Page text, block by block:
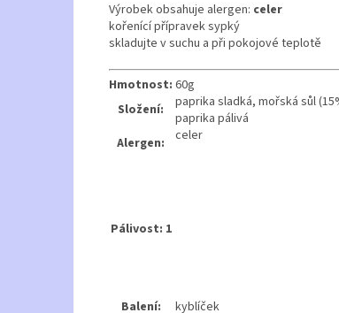
Výrobek obsahuje alergen: celer
kořenící přípravek sypký
skladujte v suchu a při pokojové teplotě
Hmotnost: 60g
Složení:
paprika sladká, mořská sůl
paprika pálivá
Alergen:
celer
Pálivost: 1
Balení: kyblíček